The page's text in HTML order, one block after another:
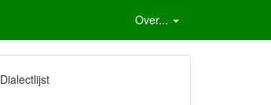
Over...
Dialectlijst